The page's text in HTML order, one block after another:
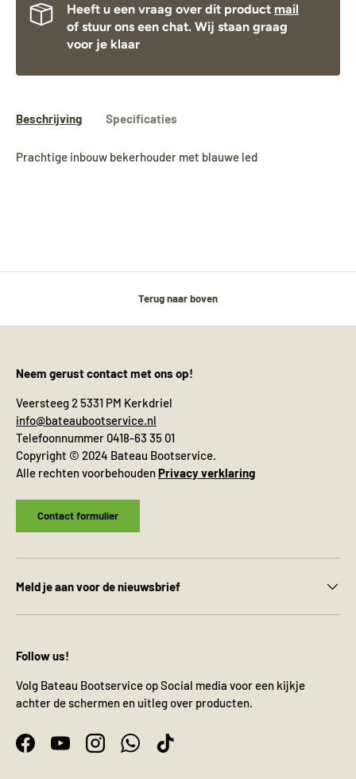
Heeft u een vraag over dit product mail
of stuur ons een chat. Wij staan graag
voor je klaar
Beschrijving Specificaties
Prachtige inbouw bekerhouder met blauwe led
Terug naar boven
Neem gerust contact met ons op!
Veersteeg 2 5331 PM Kerkdriel
info@bateaubootservice.nl
Telefoonnummer 0418-63 35 01
Copyright © 2024 Bateau Bootservice.
Alle rechten voorbehoudenPrivacy verklaring
Contact formulier
Meld je aan voor de nieuwsbrief
Follow us!
Volg Bateau Bootservice op Social media voor een kijkje
achter de schermen en uitleg over producten.
FacebookYouTubeInstagramWhatsAppTikTok